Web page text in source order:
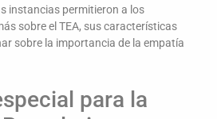
instancias permitieron a los
sobre el TEA, sus características
sobre la importancia de la empatía
para la